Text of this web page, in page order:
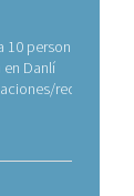
personas
Danlí